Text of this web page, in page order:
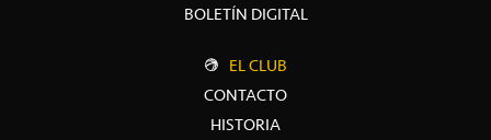
BOLETÍN DIGITAL
EL CLUB
CONTACTO
HISTORIA